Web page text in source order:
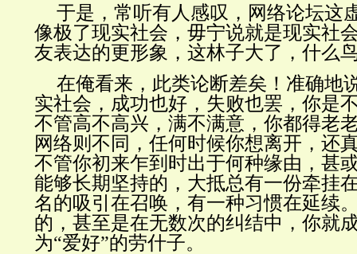
于是，常听有人感叹，网络论坛这
像极了现实社会，毋宁说就是现实社
友表达的更形象，这林子大了，什么
在俺看来，此类论断差矣！准确地
实社会，成功也好，失败也罢，你是
不管高不高兴，满不满意，你都得老
网络则不同，任何时候你想离开，还
不管你初来乍到时出于何种缘由，甚
能够长期坚持的，大抵总有一份牵挂
名的吸引在召唤，有一种习惯在延续
的，甚至是在无数次的纠结中，你就
为“爱好”的劳什子。